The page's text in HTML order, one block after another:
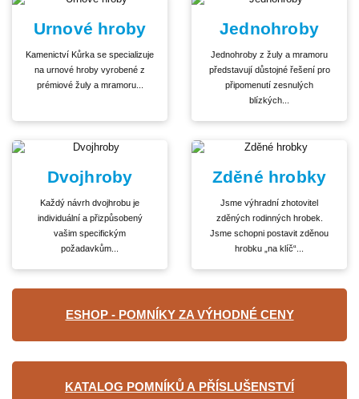
Urnové hroby
Kamenictví Kůrka se specializuje
na urnové hroby vyrobené z
prémiové žuly a mramoru...
Jednohroby
Jednohroby z žuly a mramoru
představují důstojné řešení pro
připomenutí zesnulých
blízkých...
Dvojhroby
Každý návrh dvojhrobu je
individuální a přizpůsobený
vašim specifickým
požadavkům...
Zděné hrobky
Jsme výhradní zhotovitel
zděných rodinných hrobek.
Jsme schopni postavit zděnou
hrobku „na klíč“...
ESHOP - POMNÍKY ZA VÝHODNÉ CENY
KATALOG POMNÍKŮ A PŘÍSLUŠENSTVÍ